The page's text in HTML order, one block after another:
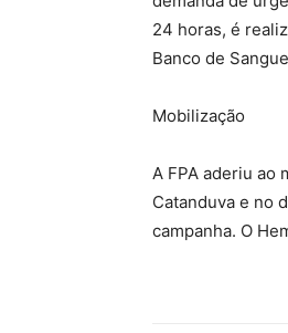
24 horas, é
Banco de
Mobilização
A FPA aderiu ao
Catanduva e no
campanha. O